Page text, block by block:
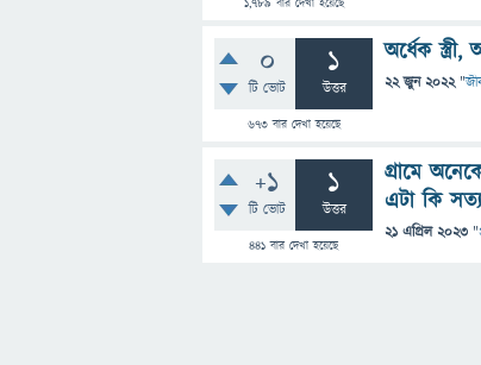
1,789 বার দেখা হয়েছে
0
টি ভোট
1
উত্তর
673বার দেখা হয়েছে
অর্ধেক
22 জুন 2022 "
+1
টি ভোট
1
উত্তর
441 বার দেখা হয়েছে
গ্রামে
এটা কি
21 এপ্রিল 2023 "